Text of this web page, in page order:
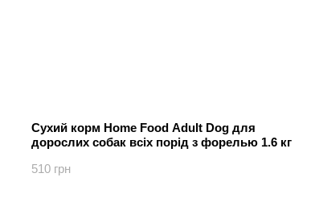
Сухий корм Home Food Adult Dog для
дорослих собак всіх порід з форелью 1.6 кг
510 грн